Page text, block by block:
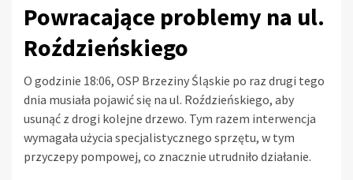
Powracające problemy na ul.
Roździeńskiego
O godzinie 18:06, OSP Brzeziny Śląskie po raz drugi tego
dnia musiała pojawić się na ul. Roździeńskiego, aby
usunąć z drogi kolejne drzewo. Tym razem interwencja
wymagała użycia specjalistycznego sprzętu, w tym
przyczepy pompowej, co znacznie utrudniło działanie.